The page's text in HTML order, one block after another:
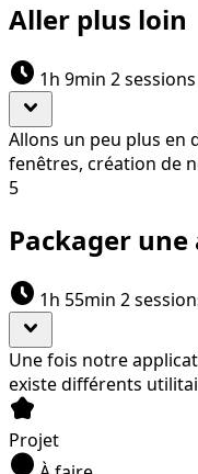
Aller plus loin
schedule 1h 9min 2 sessions
expand_more
Allons un peu plus en
fenêtres, création de
5
Packager
schedule 1h 55min 2
expand_more
Une fois notre
existe différents
kid_star
Projet
circle